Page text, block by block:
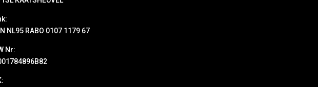
NL95 RABO 0107 1179 67
Nr: